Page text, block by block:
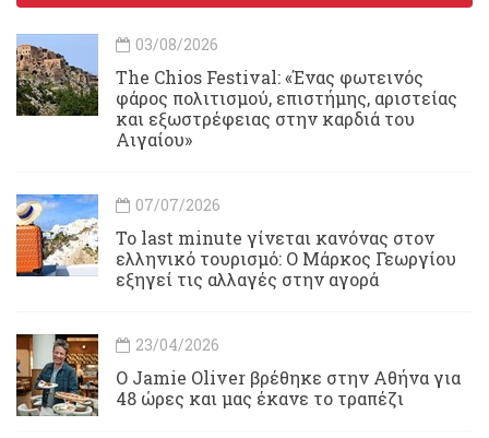
03/08/2026
Τhe Chios Festival: «Ένας φωτεινός
φάρος πολιτισμού, επιστήμης, αριστείας
και εξωστρέφειας στην καρδιά του
Αιγαίου»
07/07/2026
Το last minute γίνεται κανόνας στον
ελληνικό τουρισμό: Ο Μάρκος Γεωργίου
εξηγεί τις αλλαγές στην αγορά
23/04/2026
Ο Jamie Oliver βρέθηκε στην Αθήνα για
48 ώρες και μας έκανε το τραπέζι